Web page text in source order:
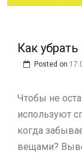
Как
Posted on
Чтобы не
используют
когда
вещами?